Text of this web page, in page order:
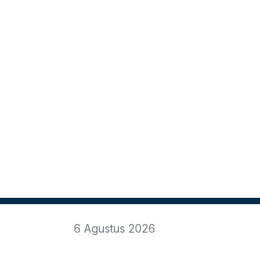
6 Agustus 2026